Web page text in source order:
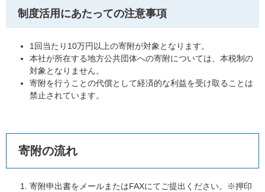
制度活用にあたっての注意事項
1回当たり10万円以上の寄附が対象となります。
本社が所在する地方公共団体への寄附については、本税制の
対象となりません。
寄附を行うことの代償として経済的な利益を受け取ることは
禁止されています。
寄附の流れ
寄附申出書をメールまたはFAXにてご提出ください。※押印